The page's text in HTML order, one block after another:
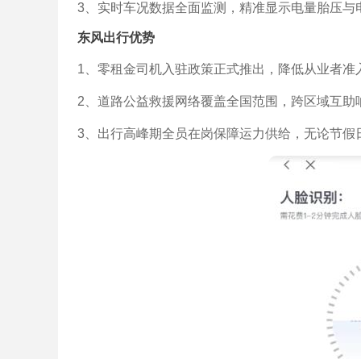
3、实时车况数据全面监测，精准显示电量胎压
东风出行优势
1、零租金司机入驻政策正式推出，降低从业者
2、道路公益救援网络覆盖全国范围，跨区域互
3、出行高峰期全员在岗保障运力供给，无论节